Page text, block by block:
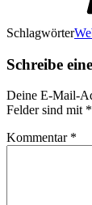
Schlagwörter
Schreibe
Deine E-Mail-
Felder sind mit *
Kommentar *